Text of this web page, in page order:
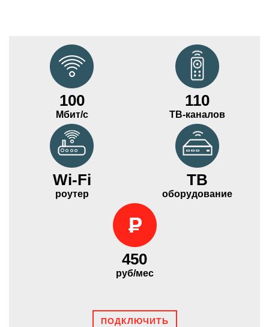
100
Мбит/с
110
ТВ-каналов
Wi-Fi
роутер
ТВ
оборудование
450
руб/мес
ПОДКЛЮЧИТЬ